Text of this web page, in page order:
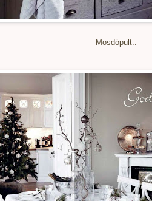
Mosdópult..